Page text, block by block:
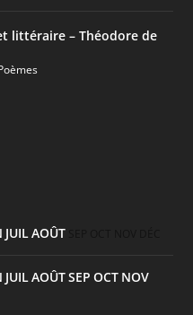
littéraire – Théodore de
JUILAOÛT
JUILAOÛTSEP OCT NOV